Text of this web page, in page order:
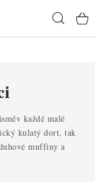
každé malé
kulatý dort, tak
muffiny a